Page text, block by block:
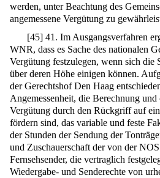
werden, unter Beachtung des
angemessene Vergütung zu
[45] 41. Im Ausgangsverfahren
WNR, dass es Sache des nationalen
Vergütung festzulegen, wenn sich
über deren Höhe einigen können.
der Gerechtshof Den Haag
Angemessenheit, die Berechnung
Vergütung durch den Rückgriff auf
fördern sind, das variable und feste
der Stunden der Sendung der
und Zuschauerschaft der von der
Fernsehsender, die vertraglich
Wiedergabe- und Senderechte von